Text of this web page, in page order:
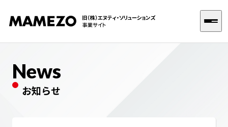
選ばれる理由
News
お知らせ